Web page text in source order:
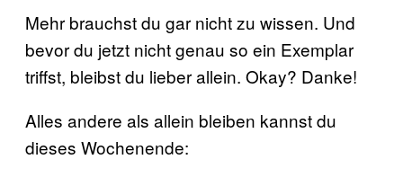
Mehr brauchst du gar nicht zu wissen. Und
bevor du jetzt nicht genau so ein Exemplar
triffst, bleibst du lieber allein. Okay? Danke!
Alles andere als allein bleiben kannst du
dieses Wochenende: